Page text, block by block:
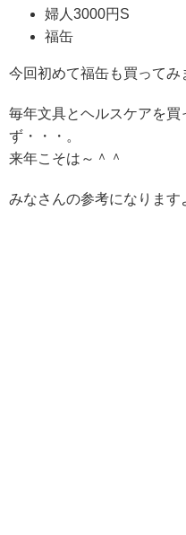
婦人3000円S
福缶
今回初めて福缶も買ってみ
毎年文具とヘルスケアを
ず・・・。
来年こそは～＾＾
みなさんの参考になります